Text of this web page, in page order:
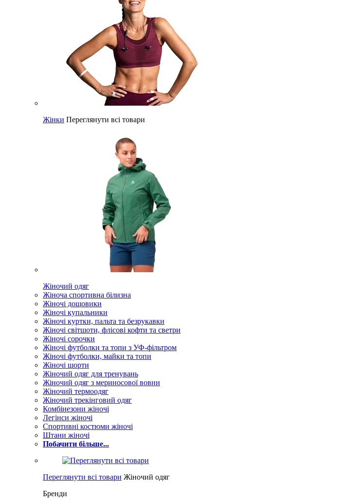
Жінки Переглянути всі товари
Жіночий одяг
Жіноча спортивна білизна
Жіночі дощовики
Жіночі купальники
Жіночі куртки, пальта та безрукавки
Жіночі світшоти, флісові кофти та светри
Жіночі сорочки
Жіночі футболки та топи з УФ-фільтром
Жіночі футболки, майки та топи
Жіночі шорти
Жіночий одяг для тренувань
Жіночий одяг з мериносової вовни
Жіночий термоодяг
Жіночий трекінговий одяг
Комбінезони жіночі
Легінси жіночі
Спортивні костюми жіночі
Штани жіночі
Побачити більше...
Переглянути всі товари Жіночий одяг
Бренди